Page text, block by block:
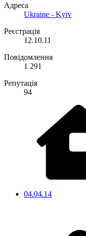
Адреса
Ukraine - Kyiv
Реєстрація
12.10.11
Повідомлення
1 291
Репутація
94
04.04.14